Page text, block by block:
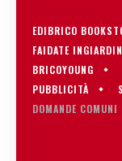
EDIBRICO
FAIDATE
BRICOYOUNG
PUBBLICITÀ
DOMANDE